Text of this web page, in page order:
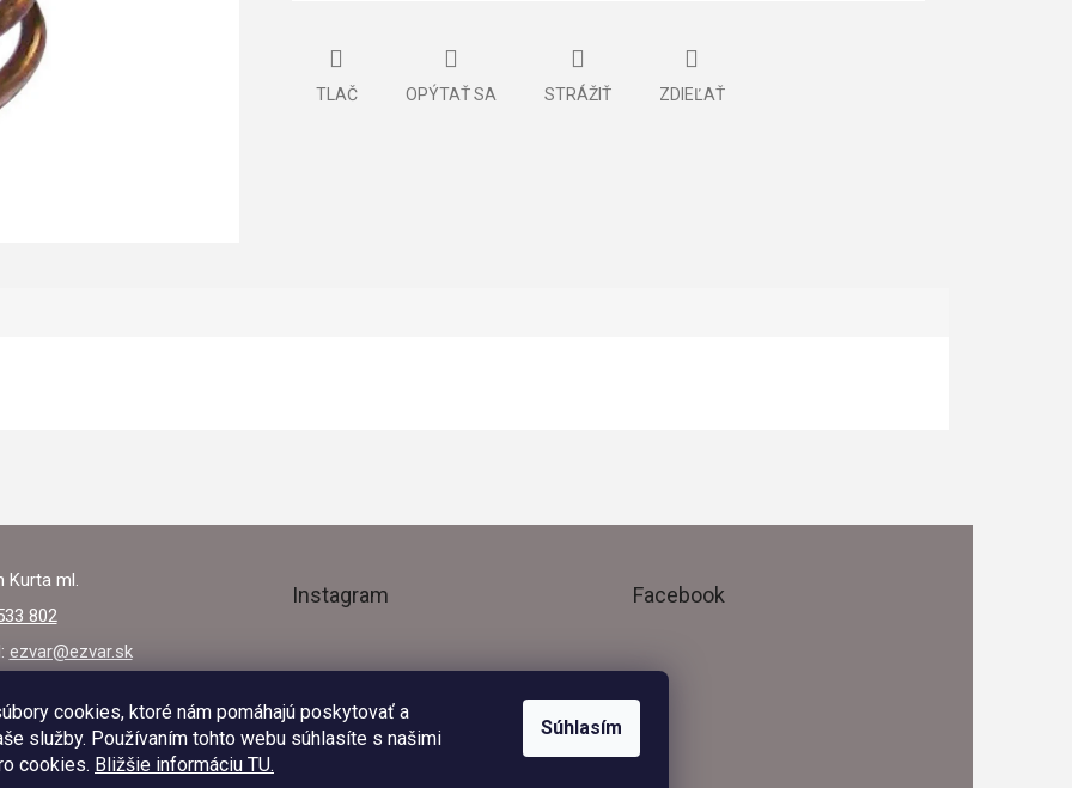
cookies, ktoré nám pomáhajú poskytovať a
služby. Používaním tohto webu súhlasíte s našimi
cookies. Bližšie informáciu TU.
Súhlasím
TLAČ OPÝTAŤ SA STRÁŽIŤ ZDIEĽAŤ
Kurta ml.
802
ezvar@ezvar.sk
Instagram
Sledovať na Instagrame
Facebook